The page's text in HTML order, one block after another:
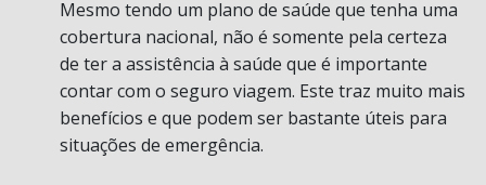
Mesmo tendo um plano de saúde que tenha uma
cobertura nacional, não é somente pela certeza
de ter a assistência à saúde que é importante
contar com o seguro viagem. Este traz muito mais
benefícios e que podem ser bastante úteis para
situações de emergência.